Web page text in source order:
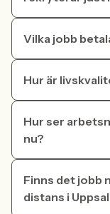
Vilka jobb
Hur är
Hur ser
nu?
Finns det jobb
distans i